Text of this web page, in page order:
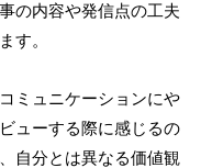
の内容や発信点の工夫
す。
ミュニケーションにや
ューする際に感じるの
自分とは異なる価値観